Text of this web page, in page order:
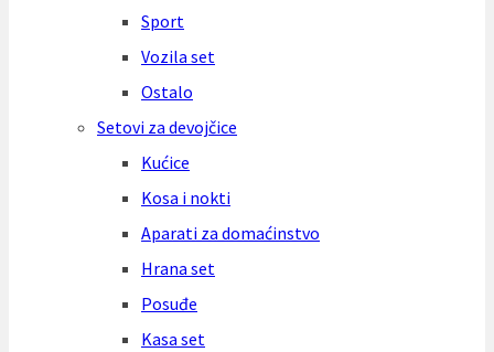
Sport
Vozila set
Ostalo
Setovi za devojčice
Kućice
Kosa i nokti
Aparati za domaćinstvo
Hrana set
Posuđe
Kasa set